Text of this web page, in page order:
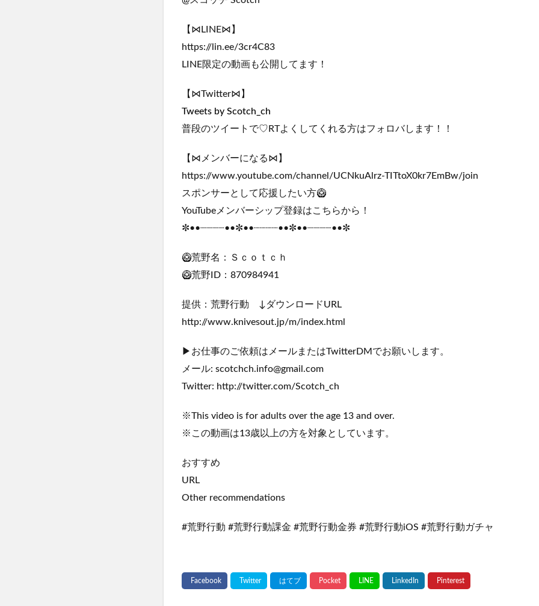
【⋈LINE⋈】
https://lin.ee/3cr4C83
LINE限定の動画も公開してます！
【⋈Twitter⋈】
Tweets by Scotch_ch
普段のツイートで♡RTよくしてくれる方はフォロバします！！
【⋈メンバーになる⋈】
https://www.youtube.com/channel/UCNkuAlrz-TITtoX0kr7EmBw/join
スポンサーとして応援したい方🥝
YouTubeメンバーシップ登録はこちらから！
✼••┈┈┈┈••✼••┈┈┈┈••✼••┈┈┈┈••✼
🥝荒野名：Ｓｃｏｔｃｈ
🥝荒野ID：870984941
提供：荒野行動 ↓ダウンロードURL
http://www.knivesout.jp/m/index.html
▶お仕事のご依頼はメールまたはTwitterDMでお願いします。
メール: scotchch.info@gmail.com
Twitter: http://twitter.com/Scotch_ch
※This video is for adults over the age 13 and over.
※この動画は13歳以上の方を対象としています。
おすすめ
URL
Other recommendations
#荒野行動 #荒野行動課金 #荒野行動金券 #荒野行動iOS #荒野行動ガチャ